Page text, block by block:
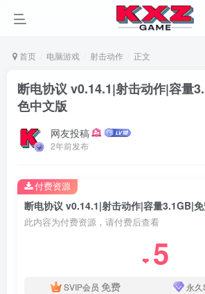
首页 电脑游戏 射击动作 正文
断电协议 v0.14.1|射击动作|容量
色中文版
网友投稿
2年前发布
断电协议 v0.14.1|射击动作|容量3.1GB|
此内容为付费资源，请付费后查看
❤ 5
SVIP会员 免费 永久
付费资源